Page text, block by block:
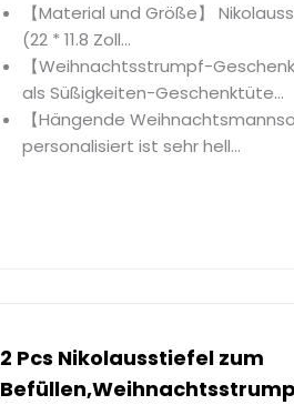
【Material und Größe】
(22 * 11.8 Zoll...
【Weihnachtsstrumpf-
als Süßigkeiten-Geschenktüte...
【Hängende
personalisiert ist sehr hell...
2 Pcs Nikolausstiefel zum